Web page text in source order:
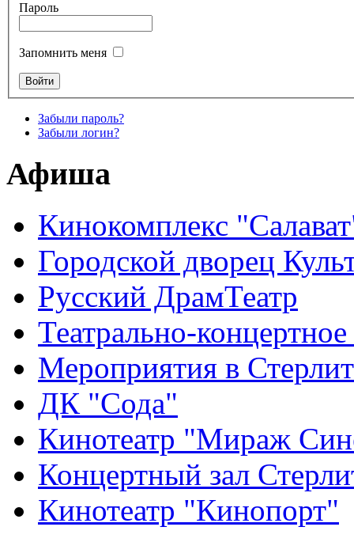
Пароль
Запомнить меня
Забыли пароль?
Забыли логин?
Афиша
Кинокомплекс
Городской дворец
Русский ДрамТеатр
Театрально-
Мероприятия в
ДК "Сода"
Кинотеатр "Мираж
Концертный зал
Кинотеатр "Кинопорт"